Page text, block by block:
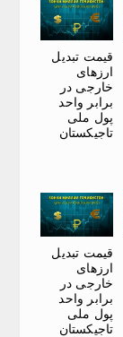
قیمت تبدیل
ارزهای
خارجی در
برابر واحد
پول ملی
تاجیکستان
قیمت تبدیل
ارزهای
خارجی در
برابر واحد
پول ملی
تاجیکستان